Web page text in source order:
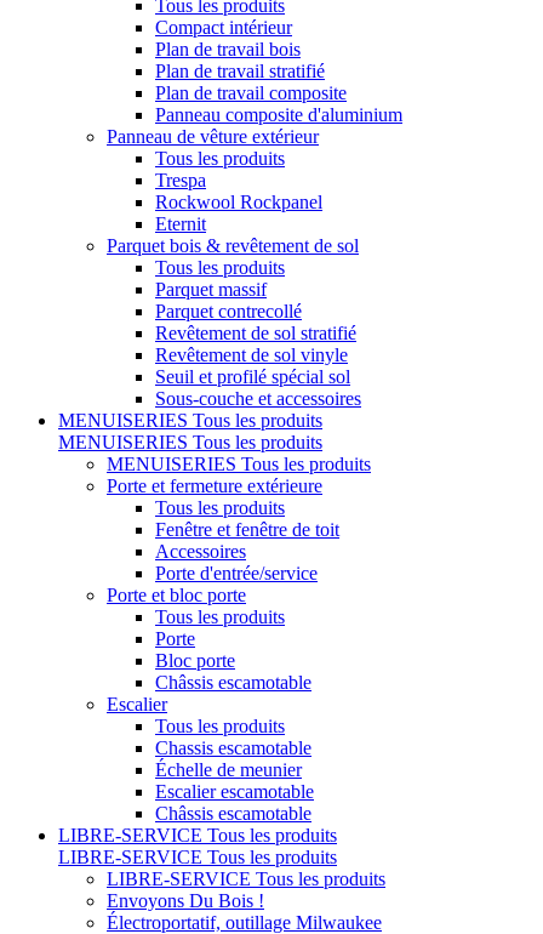
Tous les produits
Compact intérieur
Plan de travail bois
Plan de travail stratifié
Plan de travail composite
Panneau composite d'aluminium
Panneau de vêture extérieur
Tous les produits
Trespa
Rockwool Rockpanel
Eternit
Parquet bois & revêtement de sol
Tous les produits
Parquet massif
Parquet contrecollé
Revêtement de sol stratifié
Revêtement de sol vinyle
Seuil et profilé spécial sol
Sous-couche et accessoires
MENUISERIES Tous les produits
MENUISERIES Tous les produits
MENUISERIES Tous les produits
Porte et fermeture extérieure
Tous les produits
Fenêtre et fenêtre de toit
Accessoires
Porte d'entrée/service
Porte et bloc porte
Tous les produits
Porte
Bloc porte
Châssis escamotable
Escalier
Tous les produits
Chassis escamotable
Échelle de meunier
Escalier escamotable
Châssis escamotable
LIBRE-SERVICE Tous les produits
LIBRE-SERVICE Tous les produits
LIBRE-SERVICE Tous les produits
Envoyons Du Bois !
Électroportatif, outillage Milwaukee